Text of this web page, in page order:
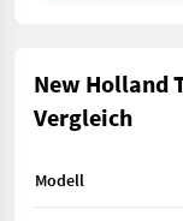
New Holland
Vergleich
Modell